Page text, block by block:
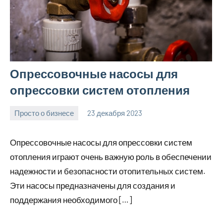
Опрессовочные насосы для
опрессовки систем отопления
Просто о бизнесе 23 декабря 2023
Avtor
Нет
Опрессовочные насосы для опрессовки систем
отопления играют очень важную роль в обеспечении
надежности и безопасности отопительных систем.
Эти насосы предназначены для создания и
поддержания необходимого […]